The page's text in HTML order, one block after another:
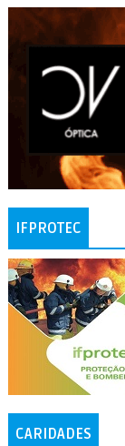
IFPROTEC
CARIDADES